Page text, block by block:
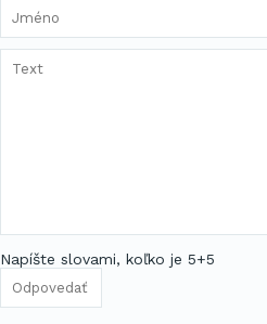
Napíšte slovami, koľko je 5+5